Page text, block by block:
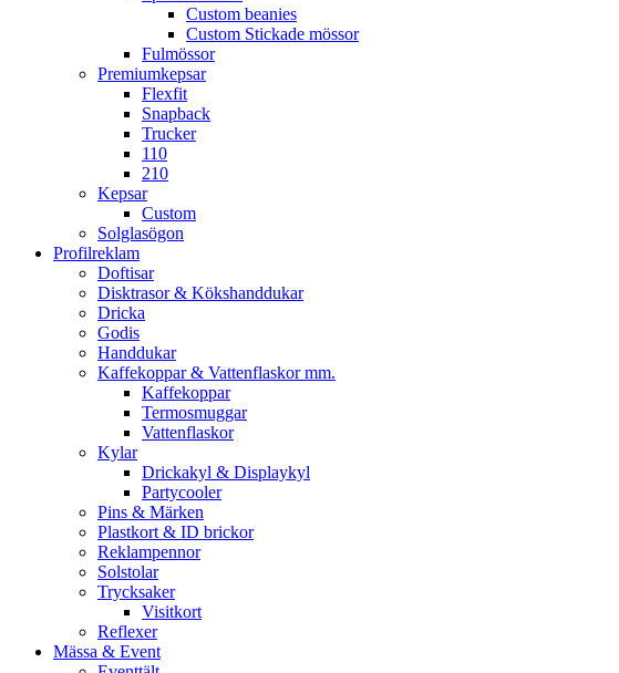
Custom beanies
Custom Stickade mössor
Fulmössor
Premiumkepsar
Flexfit
Snapback
Trucker
110
210
Kepsar
Custom
Solglasögon
Profilreklam
Doftisar
Disktrasor & Kökshanddukar
Dricka
Godis
Handdukar
Kaffekoppar & Vattenflaskor mm.
Kaffekoppar
Termosmuggar
Vattenflaskor
Kylar
Drickakyl & Displaykyl
Partycooler
Pins & Märken
Plastkort & ID brickor
Reklampennor
Solstolar
Trycksaker
Visitkort
Reflexer
Mässa & Event